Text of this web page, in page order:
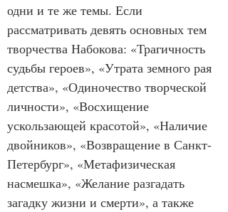
одни и те же темы. Если
рассматривать девять основных тем
творчества Набокова: «Трагичность
судьбы героев», «Утрата земного рая
детства», «Одиночество творческой
личности», «Восхищение
ускользающей красотой», «Наличие
двойников», «Возвращение в Санкт-
Петербург», «Метафизическая
насмешка», «Желание разгадать
загадку жизни и смерти», а также